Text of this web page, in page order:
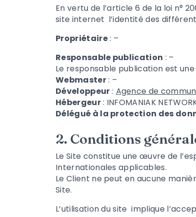
En vertu de l’article 6 de la loi n°
site internet l’identité des
Propriétaire: –
Responsable publication : –
Le responsable publication est
Webmaster: –
Développeur : Agence de
Hébergeur: INFOMANIAK
Délégué à la protection des
2. Conditions
Le Site constitue une œuvre de
Internationales applicables.
Le Client ne peut en aucune
Site.
L’utilisation du site implique